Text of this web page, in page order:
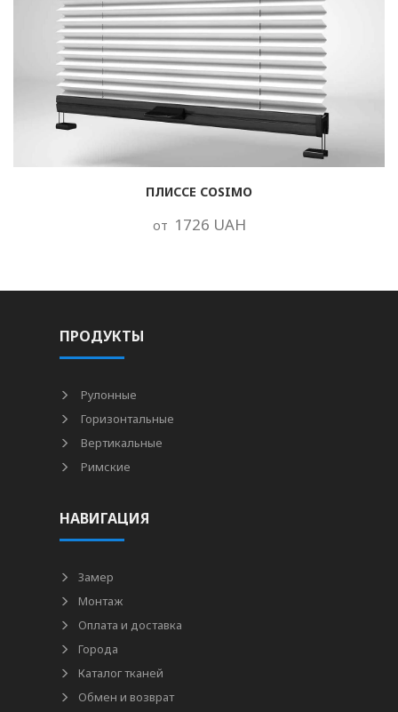
ПЛИССЕ COSIMO
от 1726 UAH
ПРОДУКТЫ
Рулонные
Горизонтальные
Вертикальные
Римские
НАВИГАЦИЯ
Замер
Монтаж
Оплата и доставка
Города
Каталог тканей
Обмен и возврат